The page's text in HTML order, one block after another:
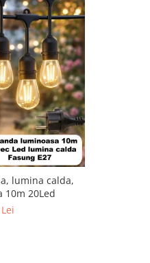
lumina calda,
10m 20Led